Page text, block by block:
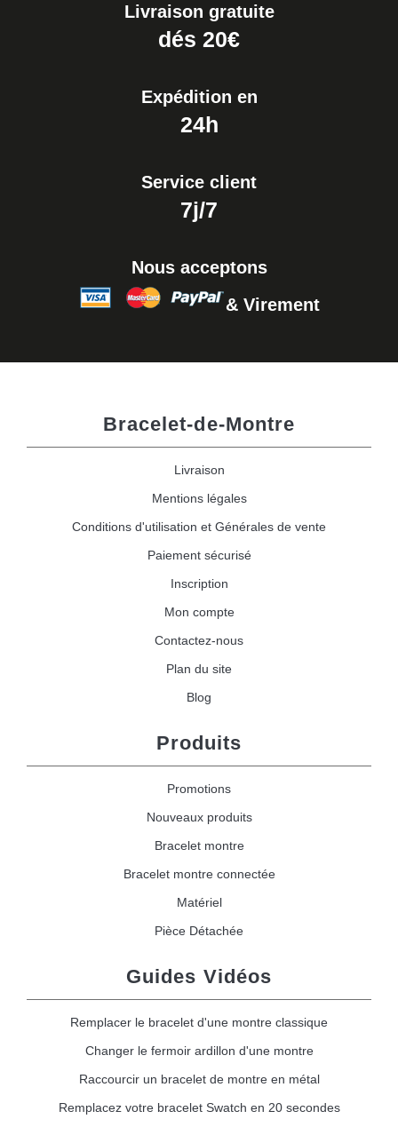
Livraison gratuite
dés 20€
Expédition en
24h
Service client
7j/7
Nous acceptons
& Virement
Bracelet-de-Montre
Livraison
Mentions légales
Conditions d'utilisation et Générales de vente
Paiement sécurisé
Inscription
Mon compte
Contactez-nous
Plan du site
Blog
Produits
Promotions
Nouveaux produits
Bracelet montre
Bracelet montre connectée
Matériel
Pièce Détachée
Guides Vidéos
Remplacer le bracelet d'une montre classique
Changer le fermoir ardillon d'une montre
Raccourcir un bracelet de montre en métal
Remplacez votre bracelet Swatch en 20 secondes